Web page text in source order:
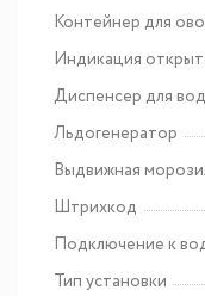
Контейнер для
Индикация
Диспенсер для
Льдогенератор
Выдвижная
Штрихкод
Подключение к
Тип установки